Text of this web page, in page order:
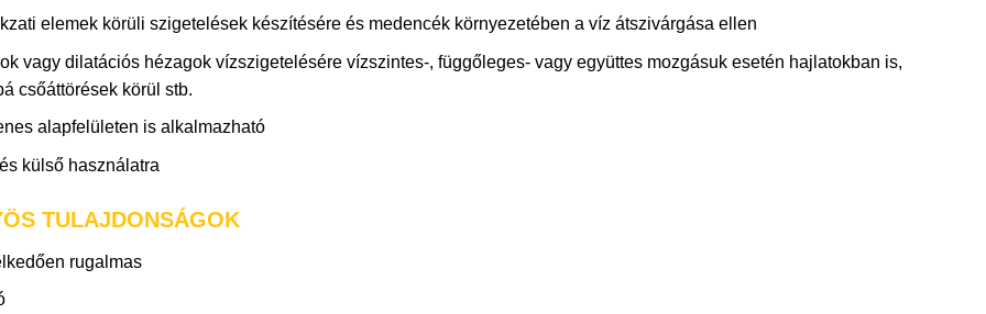
elemek körüli szigetelések készítésére és medencék környezetében a víz átszivárgása ellen
vagy dilatációs hézagok vízszigetelésére vízszintes-, függőleges- vagy együttes mozgásuk esetén hajlatokban is,
csőáttörések körül stb.
alapfelületen is alkalmazható
külső használatra
TULAJDONSÁGOK
rugalmas